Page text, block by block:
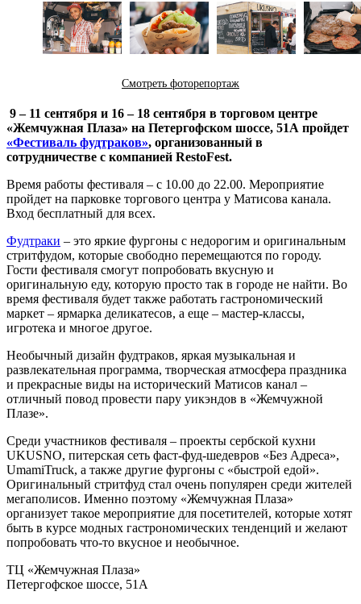
Смотреть фоторепортаж
9 – 11 сентября и 16 – 18 сентября в торговом центре
«Жемчужная Плаза» на Петергофском шоссе, 51А пройдет
«Фестиваль фудтраков», организованный в
сотрудничестве с компанией RestoFest.
Время работы фестиваля – с 10.00 до 22.00. Мероприятие
пройдет на парковке торгового центра у Матисова канала.
Вход бесплатный для всех.
Фудтраки – это яркие фургоны с недорогим и оригинальным
стритфудом, которые свободно перемещаются по городу.
Гости фестиваля смогут попробовать вкусную и
оригинальную еду, которую просто так в городе не найти. Во
время фестиваля будет также работать гастрономический
маркет – ярмарка деликатесов, а еще – мастер-классы,
игротека и многое другое.
Необычный дизайн фудтраков, яркая музыкальная и
развлекательная программа, творческая атмосфера праздника
и прекрасные виды на исторический Матисов канал –
отличный повод провести пару уикэндов в «Жемчужной
Плазе».
Среди участников фестиваля – проекты сербской кухни
UKUSNO, питерская сеть фаст-фуд-шедевров «Без Адреса»,
UmamiTruck, а также другие фургоны с «быстрой едой».
Оригинальный стритфуд стал очень популярен среди жителей
мегаполисов. Именно поэтому «Жемчужная Плаза»
организует такое мероприятие для посетителей, которые хотят
быть в курсе модных гастрономических тенденций и желают
попробовать что-то вкусное и необычное.
ТЦ «Жемчужная Плаза»
Петергофское шоссе, 51А